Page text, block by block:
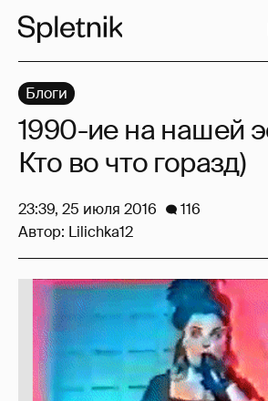
Блоги
1990-ие на нашей
Кто во что горазд)
23:39, 25 июля 2016
116
Автор: Lilichka12